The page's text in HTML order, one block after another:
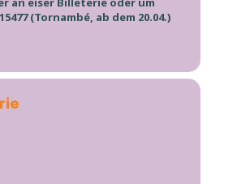
(Tornambé, ab dem 20.04.)